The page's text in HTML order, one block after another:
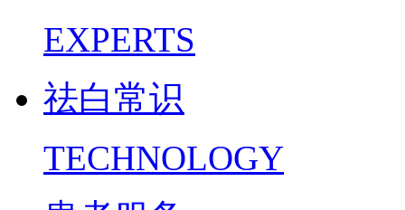
EXPERTS
祛白常识
TECHNOLOGY